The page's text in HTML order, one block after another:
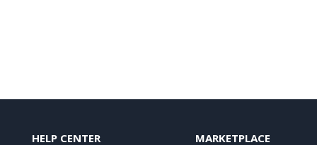
HELP CENTER MARKETPLACE